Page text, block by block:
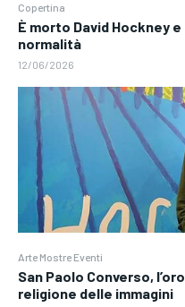
Copertina
È morto David Hockney
normalità
12/06/2026
Arte Mostre Eventi
San Paolo Converso,
religione delle immagini